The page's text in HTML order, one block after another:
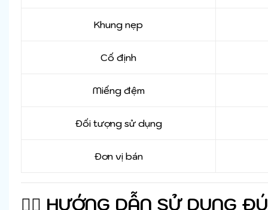
Khung nẹp
Cố định
Miếng đệm
Đối tượng sử dụng
Đơn vị bán
🧑‍⚕️ HƯỚNG DẪN SỬ DỤNG